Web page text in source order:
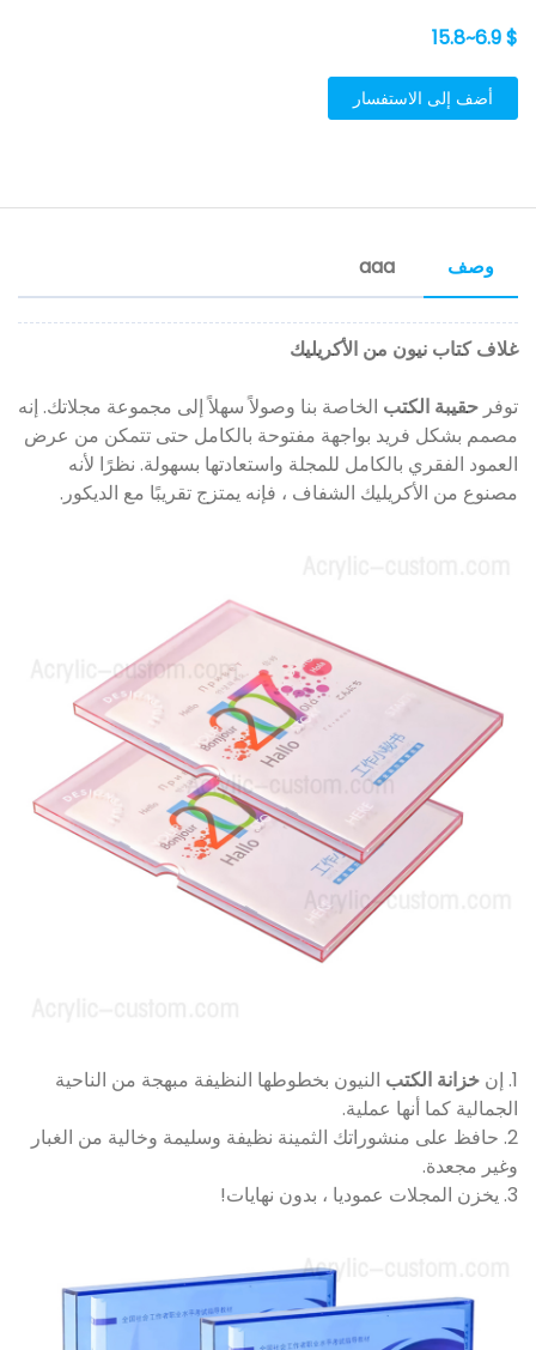
$ 6.9~15.8
أضف إلى الاستفسار
وصف aaa
غلاف كتاب نيون من الأكريليك
توفر حقيبة الكتب الخاصة بنا وصولاً سهلاً إلى مجموعة مجلاتك. إنه
مصمم بشكل فريد بواجهة مفتوحة بالكامل حتى تتمكن من عرض
العمود الفقري بالكامل للمجلة واستعادتها بسهولة. نظرًا لأنه
مصنوع من الأكريليك الشفاف ، فإنه يمتزج تقريبًا مع الديكور.
1. إن خزانة الكتب النيون بخطوطها النظيفة مبهجة من الناحية
الجمالية كما أنها عملية.
2. حافظ على منشوراتك الثمينة نظيفة وسليمة وخالية من الغبار
وغير مجعدة.
3. يخزن المجلات عموديا ، بدون نهايات!